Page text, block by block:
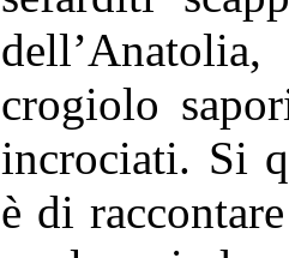
crogiolo
incrociati. Si
è di